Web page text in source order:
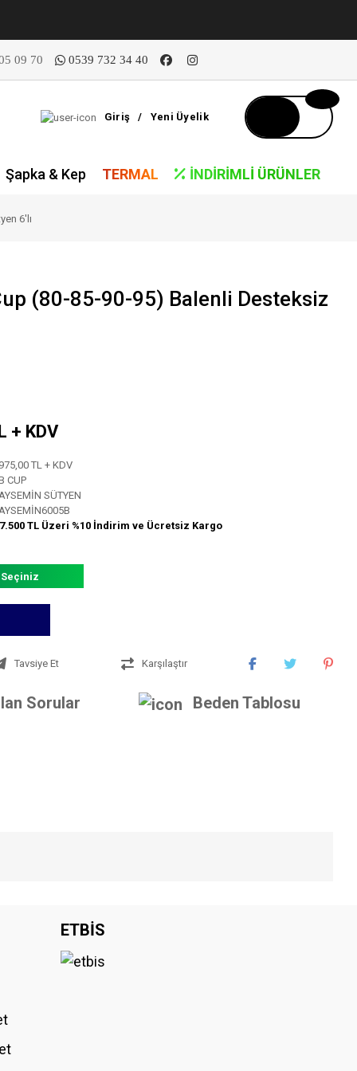
09 70 0539 732 34 40
Giriş / Yeni Üyelik
Şapka & Kep TERMAL İNDIRIMLI ÜRÜNLER
6'lı
(80-85-90-95) Balenli Desteksiz
+ KDV
TL + KDV
CUP
SÜTYEN
7.500 TL Üzeri %10 İndirim ve Ücretsiz Kargo
Seçiniz
Tavsiye Et Karşılaştır
Sorular Beden Tablosu
ETBİS